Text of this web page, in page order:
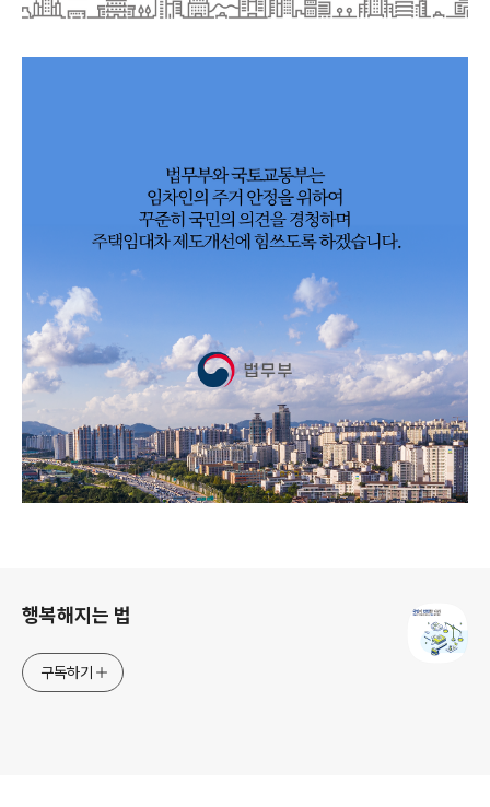
행복해지는 법
구독하기